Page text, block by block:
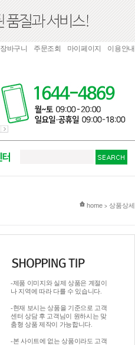
장바구니 주문조회 마이페이지 이용안내
현재 위치
home > 상품상세
-제품 이미지와 실제 상품은 계절이
나 지역에 따라 다를 수 있습니다.
-현재 보시는 상품을 기준으로 고객
센터 상담 후 고객님이 원하시는 맞
춤형 상품 제작이 가능합니다.
-본 사이트에 없는 상품이라도 고객